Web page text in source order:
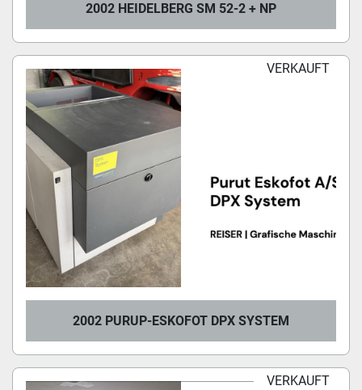
2002 HEIDELBERG SM 52-2 + NP
VERKAUFT
2002 PURUP-ESKOFOT DPX SYSTEM
VERKAUFT